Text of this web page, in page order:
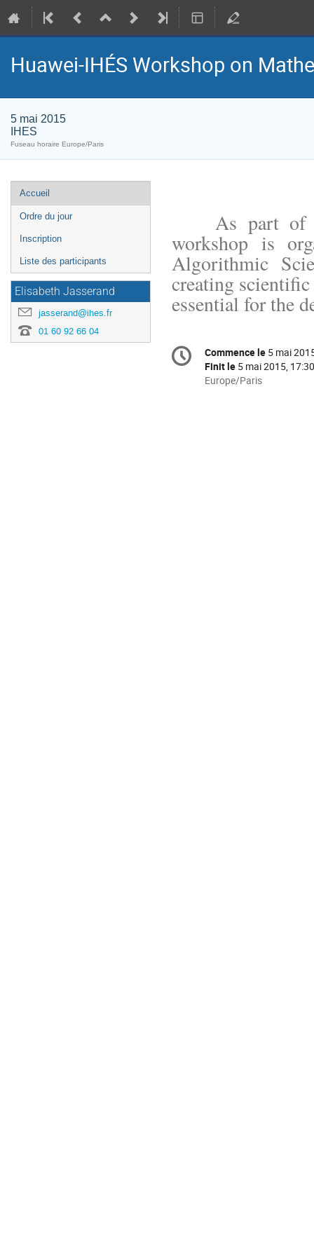
Huawei-IHÉS Workshop on
5 mai 2015
IHES
Fuseau horaire Europe/Paris
Menu
de
l'événement
Accueil
Ordre du jour
Inscription
Liste des participants
Elisabeth Jasserand
jasserand@ihes.fr
01 60 92 66 04
workshop is
Algorithmic
creating scientific
essential for the
Information
de
Date/Heure
Commence le 5 mai
Finit le 5 mai 2015, 17:30
Toutes
Europe/Paris